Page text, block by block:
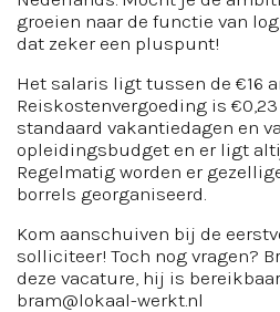
groeien naar de functie van
dat zeker een pluspunt!
Het salaris ligt tussen de €16
Reiskostenvergoeding is
standaard vakantiedagen en
opleidingsbudget en er ligt
Regelmatig worden er
borrels georganiseerd.
Kom aanschuiven bij de
solliciteer! Toch nog vragen?
deze vacature, hij is
bram@lokaal-werkt.nl